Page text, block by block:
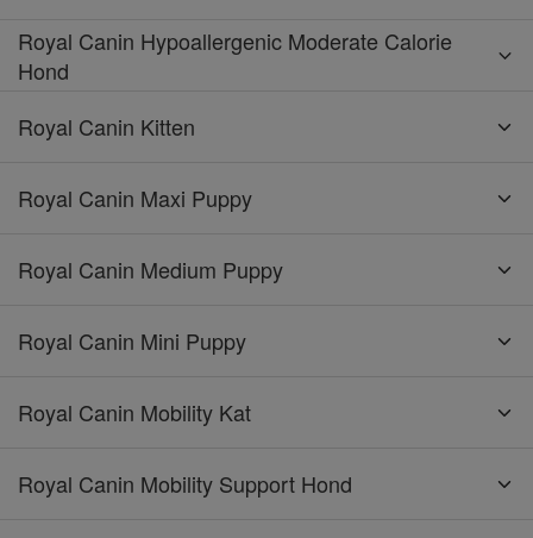
Royal Canin Hypoallergenic Moderate Calorie
Hond
Royal Canin Kitten
Royal Canin Maxi Puppy
Royal Canin Medium Puppy
Royal Canin Mini Puppy
Royal Canin Mobility Kat
Royal Canin Mobility Support Hond